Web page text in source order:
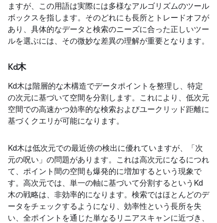
ますが、この用語は実際には多様なアルゴリズムのツール
ボックスを指します。そのどれにも長所とトレードオフが
あり、具体的なデータと検索のニーズに合った正しいツー
ルを選ぶには、その微妙な差異の理解が重要となります。
Kd木
Kd木は階層的な木構造でデータポイントを整理し、特定
の次元に基づいて空間を分割します。これにより、低次元
空間での高速かつ効率的な検索およびユークリッド距離に
基づくクエリが可能になります。
Kd木は低次元での最近傍の検出に優れていますが、「次
元の呪い」の問題があります。これは高次元になるにつれ
て、ポイント間の空間も爆発的に増加するという現象で
す。高次元では、単一の軸に基づいて分割するというKd
木の戦略は、非効率的になります。検索ではほとんどのデ
ータをチェックするようになり、効率性という長所を失
い、全ポイントを通じた単なるリニアスキャンに近づき、